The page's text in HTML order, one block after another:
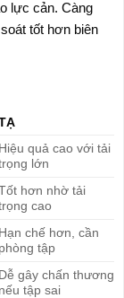
lực cản. Càng
tốt hơn biên
Hiệu quả cao với tải
lớn
hơn nhờ tải
cao
Hạn chế hơn, cần
phòng tập
Dễ gây chấn thương
nếu tập sai